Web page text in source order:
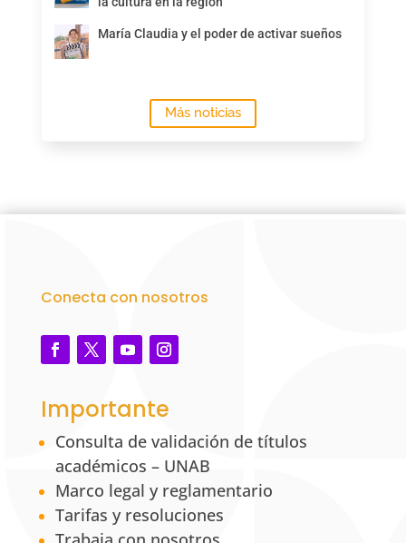
María Claudia y el poder de activar sueños
Más noticias
Conecta con nosotros
Importante
Consulta de validación de títulos
académicos – UNAB
Marco legal y reglamentario
Tarifas y resoluciones